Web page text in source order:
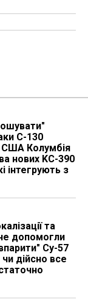
C-130
Колумбія
нових KC-390
інтегрують з
та
допомогли
Су-57
чи дійсно все